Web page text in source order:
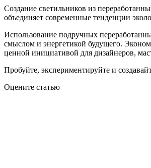
Создание светильников из
объединяет современные тенденции
Использование подручных
смыслом и энергетикой будущего.
ценной инициативой для дизайнеров,
Пробуйте, экспериментируйте и
Оцените статью